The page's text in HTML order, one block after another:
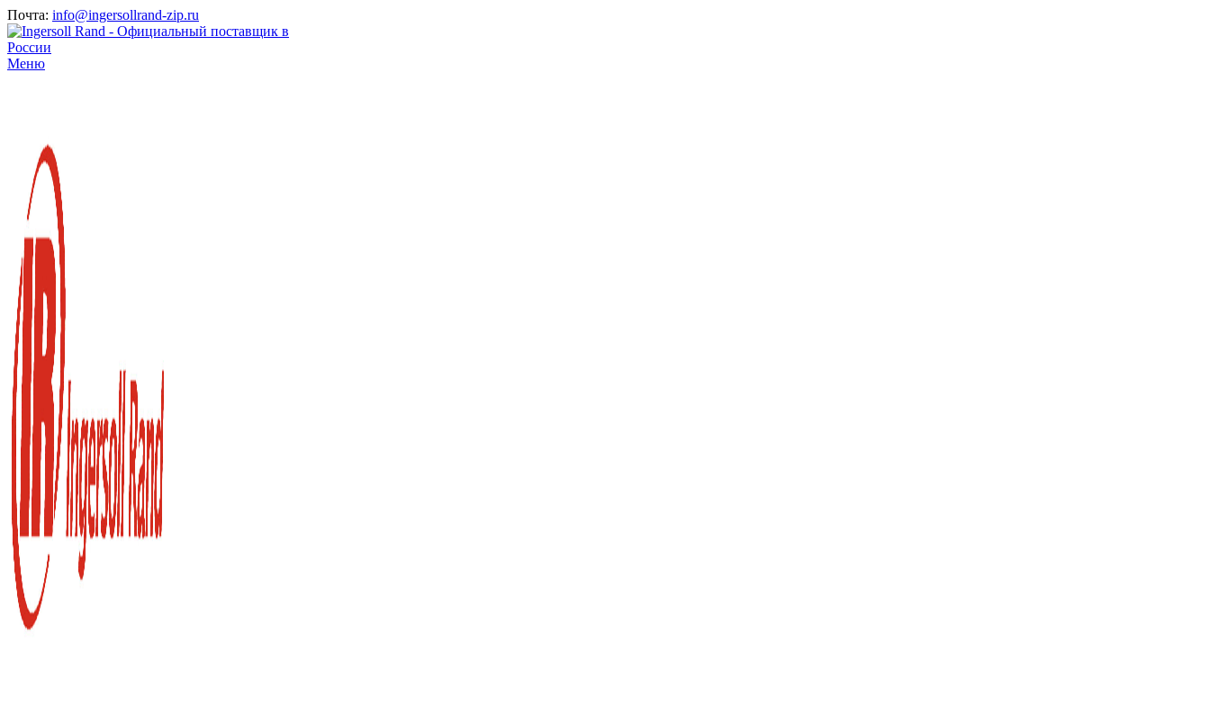
Почта: info@ingersollrand-zip.ru
Меню